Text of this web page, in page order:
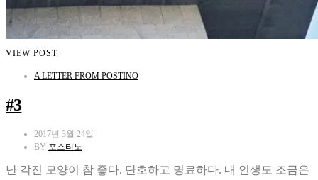
VIEW POST
A LETTER FROM POSTINO
#3
2017년 3월 24일
BY 포스티노
난 각진 모양이 참 좋다. 단호하고 명료하다. 내 인생도 조금은